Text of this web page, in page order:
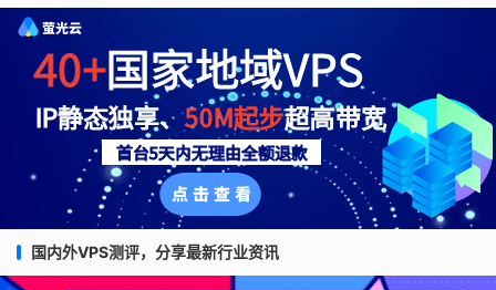
国内外VPS测评，分享最新行业资讯